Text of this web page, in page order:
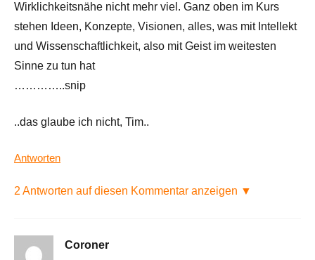
Wirklichkeitsnähe nicht mehr viel. Ganz oben im Kurs
stehen Ideen, Konzepte, Visionen, alles, was mit Intellekt
und Wissenschaftlichkeit, also mit Geist im weitesten
Sinne zu tun hat
…………..snip
..das glaube ich nicht, Tim..
Antworten
2 Antworten auf diesen Kommentar anzeigen ▼
Coroner